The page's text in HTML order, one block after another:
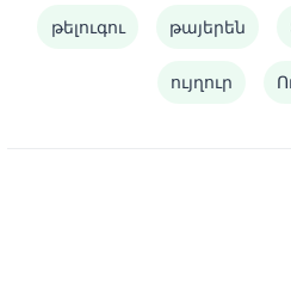
թելուգու թայերեն
ույղուր